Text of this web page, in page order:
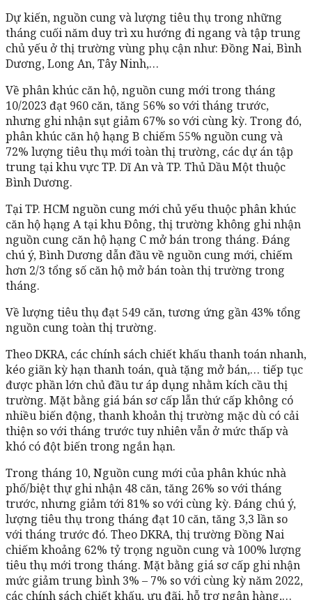
Dự kiến, nguồn cung và lượng tiêu thụ trong những
tháng cuối năm duy trì xu hướng đi ngang và tập trung
chủ yếu ở thị trường vùng phụ cận như: Đồng Nai, Bình
Dương, Long An, Tây Ninh,…
Về phân khúc căn hộ, nguồn cung mới trong tháng
10/2023 đạt 960 căn, tăng 56% so với tháng trước,
nhưng ghi nhận sụt giảm 67% so với cùng kỳ. Trong đó,
phân khúc căn hộ hạng B chiếm 55% nguồn cung và
72% lượng tiêu thụ mới toàn thị trường, các dự án tập
trung tại khu vực TP. Dĩ An và TP. Thủ Dầu Một thuộc
Bình Dương.
Tại TP. HCM nguồn cung mới chủ yếu thuộc phân khúc
căn hộ hạng A tại khu Đông, thị trường không ghi nhận
nguồn cung căn hộ hạng C mở bán trong tháng. Đáng
chú ý, Bình Dương dẫn đầu về nguồn cung mới, chiếm
hơn 2/3 tổng số căn hộ mở bán toàn thị trường trong
tháng.
Về lượng tiêu thụ đạt 549 căn, tương ứng gần 43% tổng
nguồn cung toàn thị trường.
Theo DKRA, các chính sách chiết khấu thanh toán nhanh,
kéo giãn kỳ hạn thanh toán, quà tặng mở bán,… tiếp tục
được phần lớn chủ đầu tư áp dụng nhằm kích cầu thị
trường. Mặt bằng giá bán sơ cấp lẫn thứ cấp không có
nhiều biến động, thanh khoản thị trường mặc dù có cải
thiện so với tháng trước tuy nhiên vẫn ở mức thấp và
khó có đột biến trong ngắn hạn.
Trong tháng 10, Nguồn cung mới của phân khúc nhà
phố/biệt thự ghi nhận 48 căn, tăng 26% so với tháng
trước, nhưng giảm tới 81% so với cùng kỳ. Đáng chú ý,
lượng tiêu thụ trong tháng đạt 10 căn, tăng 3,3 lần so
với tháng trước đó. Theo DKRA, thị trường Đồng Nai
chiếm khoảng 62% tỷ trọng nguồn cung và 100% lượng
tiêu thụ mới trong tháng. Mặt bằng giá sơ cấp ghi nhận
mức giảm trung bình 3% – 7% so với cùng kỳ năm 2022,
các chính sách chiết khấu, ưu đãi, hỗ trợ ngân hàng,…